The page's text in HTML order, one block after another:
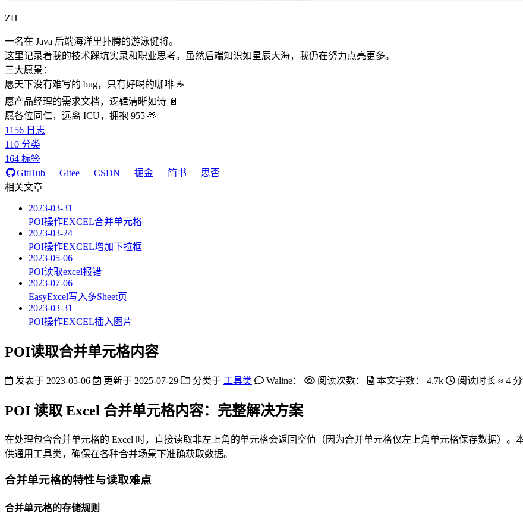
ZH
一名在 Java 后端海洋里扑腾的游泳健将。
这里记录着我的技术踩坑实录和职业思考。虽然后端知识如星辰大海，我仍在努力点亮更多。
三大愿景：
愿天下没有难写的 bug，只有好喝的咖啡 ☕️
愿产品经理的需求文档，逻辑清晰如诗 📄
愿各位同仁，远离 ICU，拥抱 955 🫶
1156 日志
110 分类
164 标签
GitHub
Gitee CSDN 掘金 简书
思否
相关文章
2023-03-31
POI操作EXCEL合并单元格
2023-03-24
POI操作EXCEL增加下拉框
2023-05-06
POI读取excel报错
2023-07-06
EasyExcel写入多Sheet页
2023-03-31
POI操作EXCEL插入图片
POI读取合并单元格内容
发表于 2023-05-06 更新于 2025-07-29 分类于 工具类 Waline： 阅读次数： 本文字数： 4.7k 阅读时长 ≈ 4
POI 读取 Excel 合并单元格内容：完整解决方案
在处理包含合并单元格的 Excel 时，直接读取非左上角的单元格会返回空值（因为合并单元格仅左上角单元格保存数据）
供通用工具类，确保在各种合并场景下准确获取数据。
合并单元格的特性与读取难点
合并单元格的存储规则